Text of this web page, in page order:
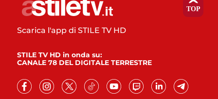
Scarica l'app di STILE TV HD
STILE TV HD in onda su:
CANALE 78 DEL DIGITALE TERRESTRE